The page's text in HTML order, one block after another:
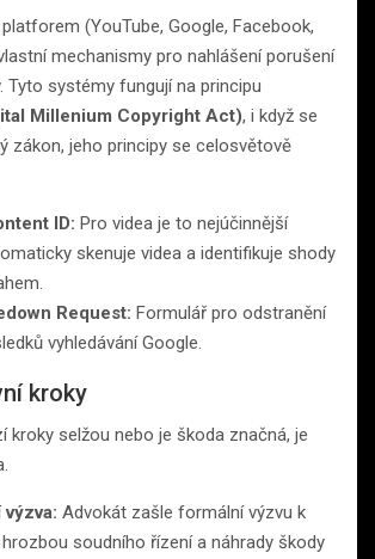
(YouTube, Google, Facebook,
mechanismy pro nahlášení porušení
Tyto systémy fungují na principu
Millenium Copyright Act), i když se
zákon, jeho principy se celosvětově
ID: Pro videa je to nejúčinnější
skenuje videa a identifikuje shody
Request: Formulář pro odstranění
vyhledávání Google.
kroky
kroky selžou nebo je škoda značná, je
Advokát zašle formální výzvu k
soudního řízení a náhrady škody